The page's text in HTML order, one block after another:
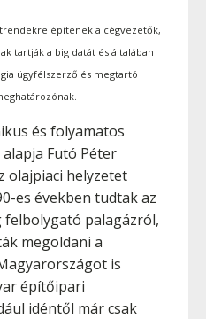
építenek a cégvezetők,
tartják a big datát és általában
ügyfélszerző és megtartó
és folyamatos
Futó Péter
olajpiaci helyzetet
es években tudtak az
palagázról,
megoldani a
is
építőipari
idéntől már csak